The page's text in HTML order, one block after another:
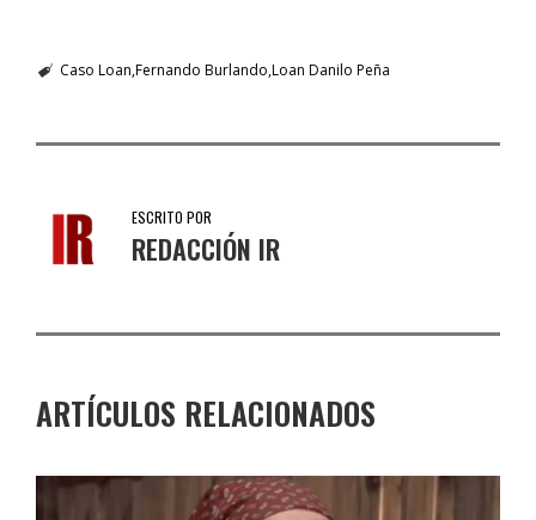
Caso Loan Fernando Burlando Loan Danilo Peña
ESCRITO POR
REDACCIÓN IR
ARTÍCULOS RELACIONADOS